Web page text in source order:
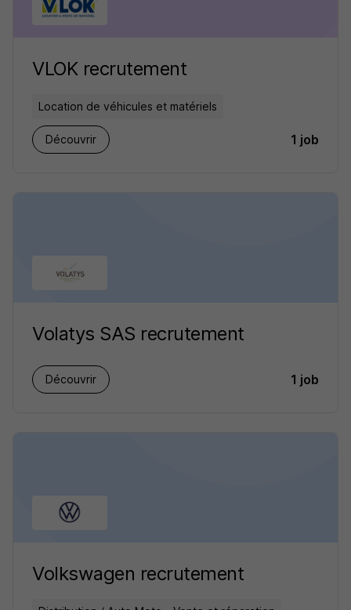
VLOK recrutement
Location de véhicules et matériels
Découvrir 1 job
Volatys SAS recrutement
Découvrir 1 job
Volkswagen recrutement